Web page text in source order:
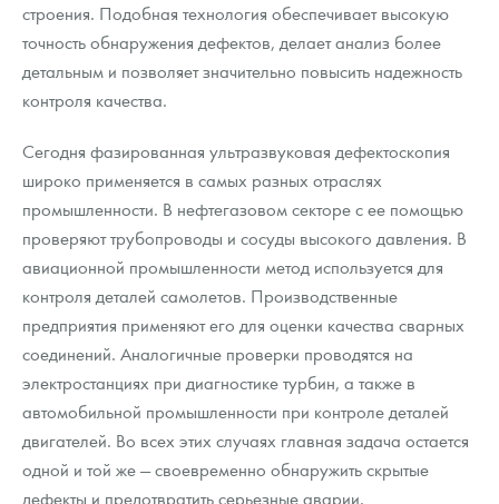
строения. Подобная технология обеспечивает высокую
точность обнаружения дефектов, делает анализ более
детальным и позволяет значительно повысить надежность
контроля качества.
Сегодня фазированная ультразвуковая дефектоскопия
широко применяется в самых разных отраслях
промышленности. В нефтегазовом секторе с ее помощью
проверяют трубопроводы и сосуды высокого давления. В
авиационной промышленности метод используется для
контроля деталей самолетов. Производственные
предприятия применяют его для оценки качества сварных
соединений. Аналогичные проверки проводятся на
электростанциях при диагностике турбин, а также в
автомобильной промышленности при контроле деталей
двигателей. Во всех этих случаях главная задача остается
одной и той же — своевременно обнаружить скрытые
дефекты и предотвратить серьезные аварии.